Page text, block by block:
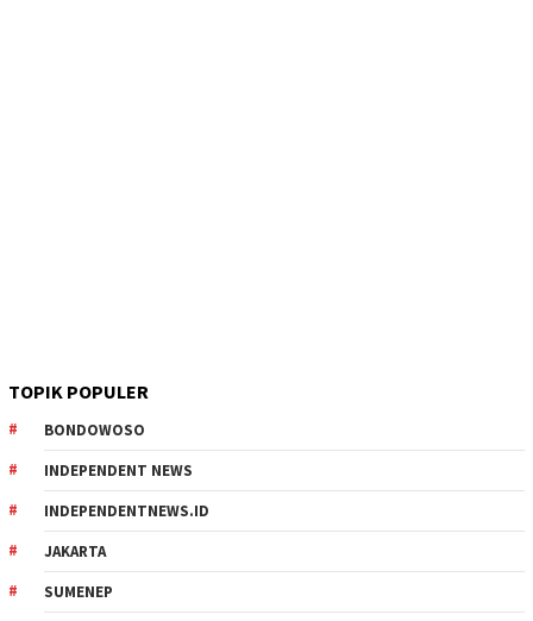
TOPIK POPULER
BONDOWOSO
INDEPENDENT NEWS
INDEPENDENTNEWS.ID
JAKARTA
SUMENEP